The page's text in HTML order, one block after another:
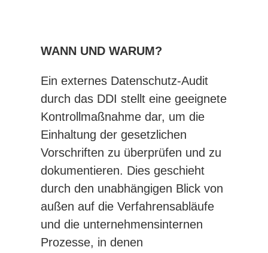
WANN UND WARUM?
Ein externes Datenschutz-Audit
durch das DDI stellt eine geeignete
Kontrollmaßnahme dar, um die
Einhaltung der gesetzlichen
Vorschriften zu überprüfen und zu
dokumentieren. Dies geschieht
durch den unabhängigen Blick von
außen auf die Verfahrensabläufe
und die unternehmensinternen
Prozesse, in denen